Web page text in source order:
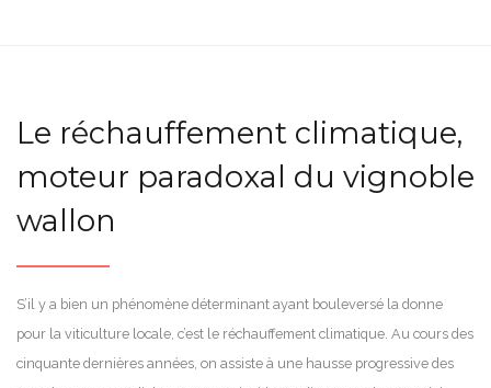
Le réchauffement climatique,
moteur paradoxal du vignoble
wallon
S’il y a bien un phénomène déterminant ayant bouleversé la donne
pour la viticulture locale, c’est le réchauffement climatique. Au cours des
cinquante dernières années, on assiste à une hausse progressive des